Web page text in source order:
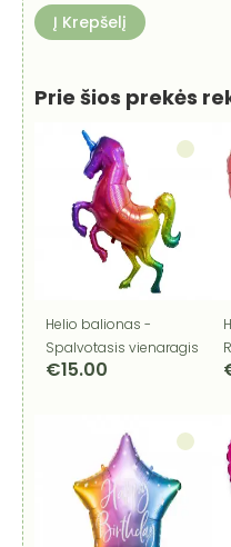
Į Krepšelį
Prie šios prekės
Helio balionas -
Spalvotasis vienaragis
€15.00